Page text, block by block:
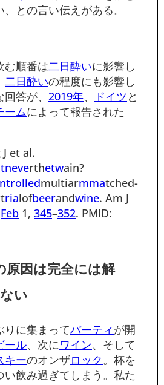
、との言い伝えがある。
む順番は二日酔いに影響し
二日酔いの程度にも影響し
答が、 2019年、 ドイツ と
ームによって報告された
J et al.
everthetwain?
ledmultiarmmatched-
rialofbeerandwine. Am J
Feb 1, 345–352. PMID:
原因は完全には解
い
りに集まってパーティが開
ール、次にワイン、そして
キーのオンザロック。杯を
飲み過ぎてしまう。私た